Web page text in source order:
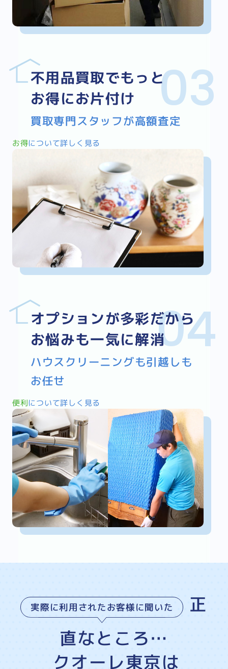
不用品買取でもっと
お得にお片付け
買取専門スタッフが高額査定
お得について詳しく見る
オプションが多彩だから
お悩みも一気に解消
ハウスクリーニングも引越しも
お任せ
便利について詳しく見る
実際に利用されたお客様に聞いた
正
直なところ…
クオーレ東京は